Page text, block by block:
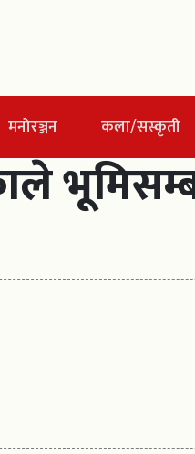
मनोरञ्जन कला/सस्कृती